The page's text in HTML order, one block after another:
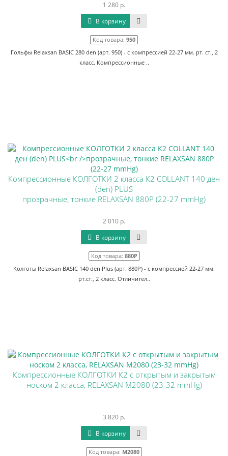
1 280 р.
В корзину
Код товара: 950
Гольфы Relaxsan BASIC 280 den (арт. 950) - с компрессией 22-27 мм. рт. ст., 2
класс. Компрессионные ..
Компрессионные КОЛГОТКИ 2 класса К2 COLLANT 140 ден
(den) PLUS
прозрачные, тонкие RELAXSAN 880P (22-27 mmHg)
2 010 р.
В корзину
Код товара: 880P
Колготы Relaxsan BASIC 140 den Plus (арт. 880P) - с компрессией 22-27 мм.
рт.ст., 2 класс. Отличител..
Компрессионные КОЛГОТКИ К2 с открытым и закрытым
носком 2 класса, RELAXSAN M2080 (23-32 mmHg)
3 820 р.
В корзину
Код товара: M2080